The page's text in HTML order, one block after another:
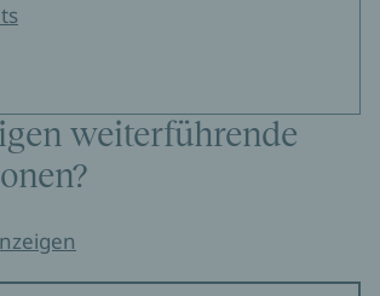
weiterführende